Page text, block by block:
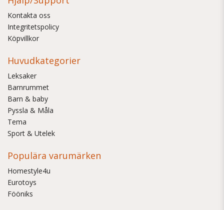
Kontakta oss
Integritetspolicy
Köpvillkor
Huvudkategorier
Leksaker
Barnrummet
Barn & baby
Pyssla & Måla
Tema
Sport & Utelek
Populära varumärken
Homestyle4u
Eurotoys
Fööniks